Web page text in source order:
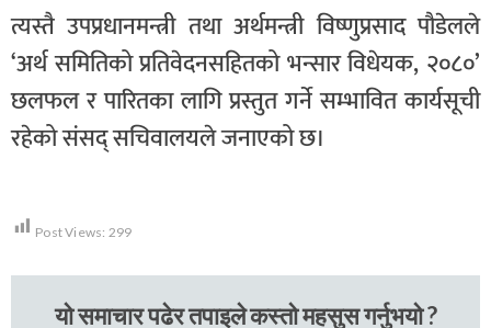
त्यस्तै उपप्रधानमन्त्री तथा अर्थमन्त्री विष्णुप्रसाद पौडेलले
‘अर्थ समितिको प्रतिवेदनसहितको भन्सार विधेयक, २०८०’
छलफल र पारितका लागि प्रस्तुत गर्ने सम्भावित कार्यसूची
रहेको संसद् सचिवालयले जनाएको छ।
Post Views: 299
यो समाचार पढेर तपाइले कस्तो महसुस गर्नुभयो ?